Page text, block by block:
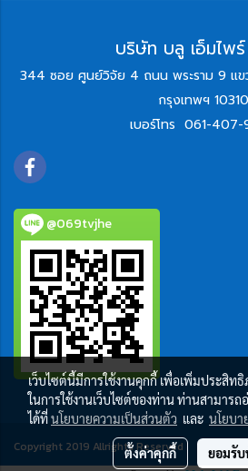
บริษัท บลู เอ็มไพ
344 ซอย ศูนย์วิจัย 4 ถนน พระราม 9 แข
กรุงเทพฯ 10310
เบอร์โทร 061-
@069tvjhe
Copyright 2019 Allrights Reserved
เว็บไซต์นี้มีการใช้งานคุกกี้ เพื่อเพิ่มประสิ
ในการใช้งานเว็บไซต์ของท่าน ท่านสามารถ
ได้ที่นโยบายความเป็นส่วนตัว และ นโยบา
ตั้งค่าคุกกี้ ยอมรั